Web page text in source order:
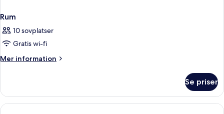
Rum
10 sovplatser
Gratis wi-fi
Mer information
Mer
Se priser